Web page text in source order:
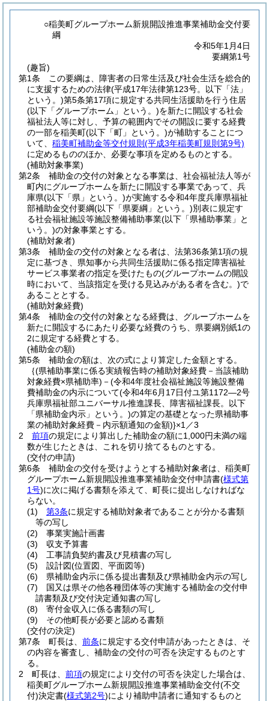
○稲美町グループホーム新規開設推進事業補助金交付要
綱
令和5年1月4日
要綱第1号
(趣旨)
第1条
この要綱は、障害者の日常生活及び社会生活を総合的
に支援するための法律(平成17年法律第123号。以下「法」
という。)第5条第17項に規定する共同生活援助を行う住居
(以下「グループホーム」という。)を新たに開設する社会
福祉法人等に対し、予算の範囲内でその開設に要する経費
の一部を稲美町(以下「町」という。)が補助することにつ
いて、 稲美町補助金等交付規則 (平成3年稲美町規則第9号)
に定めるもののほか、必要な事項を定めるものとする。
(補助対象事業)
第2条
補助金の交付の対象となる事業は、社会福祉法人等が
町内にグループホームを新たに開設する事業であって、兵
庫県(以下「県」という。)が実施する令和4年度兵庫県福祉
部補助金交付要綱(以下「県要綱」という。)別表に規定す
る社会福祉施設等施設整備補助事業(以下「県補助事業」と
いう。)の対象事業とする。
(補助対象者)
第3条
補助金の交付の対象となる者は、法第36条第1項の規
定に基づき、県知事から共同生活援助に係る指定障害福祉
サービス事業者の指定を受けたもの(グループホームの開設
時において、当該指定を受ける見込みがある者を含む。)で
あることとする。
(補助対象経費)
第4条
補助金の交付の対象となる経費は、グループホームを
新たに開設するにあたり必要な経費のうち、県要綱別紙1の
2に規定する経費とする。
(補助金の額)
第5条
補助金の額は、次の式により算定した金額とする。
｛(県補助事業に係る実績報告時の補助対象経費－当該補助
対象経費×県補助率) － (令和4年度社会福祉施設等施設整備
費補助金の内示について(令和4年6月17日付ユ第1172―2号
兵庫県福祉部ユニバーサル推進課長、障害福祉課長。以下
「県補助金内示」という。)の算定の基礎となった県補助事
業の補助対象経費－内示額通知の金額)}×1／3
2
前項の規定により算出した補助金の額に1,000円未満の端
数が生じたときは、これを切り捨てるものとする。
(交付の申請)
第6条
補助金の交付を受けようとする補助対象者は、稲美町
グループホーム新規開設推進事業補助金交付申請書(様式第
1号)に次に掲げる書類を添えて、町長に提出しなければな
らない。
(1)
第3条に規定する補助対象者であることが分かる書類
等の写し
(2)
事業実施計画書
(3)
収支予算書
(4)
工事請負契約書及び見積書の写し
(5)
設計図(位置図、平面図等)
(6)
県補助金内示に係る提出書類及び県補助金内示の写し
(7)
国又は県その他各種団体等の実施する補助金の交付申
請書類及び交付決定通知書の写し
(8)
寄付金収入に係る書類の写し
(9)
その他町長が必要と認める書類
(交付の決定)
第7条
町長は、 前条に規定する交付申請があったときは、そ
の内容を審査し、補助金の交付の可否を決定するものとす
る。
2
町長は、 前項の規定により交付の可否を決定した場合は、
稲美町グループホーム新規開設推進事業補助金交付(不交
付)決定書(様式第2号)により補助申請者に通知するものと